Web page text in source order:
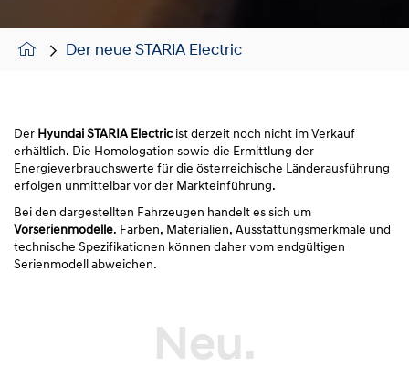
Der neue STARIA Electric
Der Hyundai STARIA Electric ist derzeit noch nicht im Verkauf
erhältlich. Die Homologation sowie die Ermittlung der
Energieverbrauchswerte für die österreichische Länderausführung
erfolgen unmittelbar vor der Markteinführung.
Bei den dargestellten Fahrzeugen handelt es sich um
Vorserienmodelle. Farben, Materialien, Ausstattungsmerkmale und
technische Spezifikationen können daher vom endgültigen
Serienmodell abweichen.